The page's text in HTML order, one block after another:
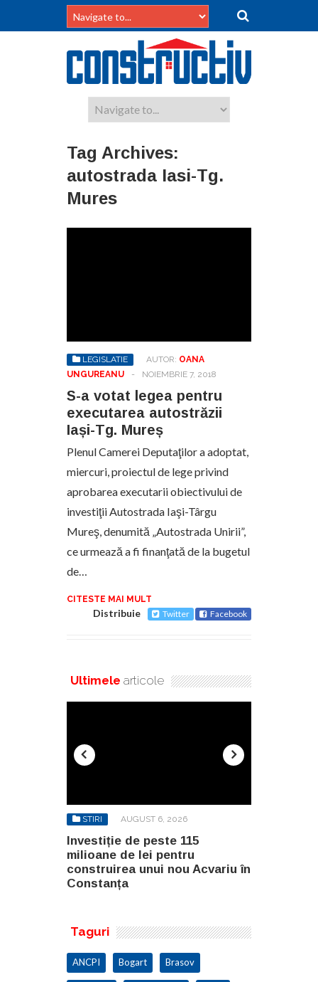
Tag Archives:
autostrada Iasi-Tg.
Mures
LEGISLATIE AUTOR: OANA
UNGUREANU
- NOIEMBRIE 7, 2018
S-a votat legea pentru
executarea autostrăzii
Iași-Tg. Mureș
Plenul Camerei Deputaţilor a adoptat,
miercuri, proiectul de lege privind
aprobarea executarii obiectivului de
investiţii Autostrada Iaşi-Târgu
Mureş, denumită „Autostrada Unirii”,
ce urmează a fi finanţată de la bugetul
de…
CITESTE MAI MULT
Distribuie Twitter Facebook
Ultimele articole
STIRI AUGUST 6, 2026
Investiție de peste 115
milioane de lei pentru
construirea unui nou Acvariu în
Constanța
Taguri
ANCPI Bogart Brasov